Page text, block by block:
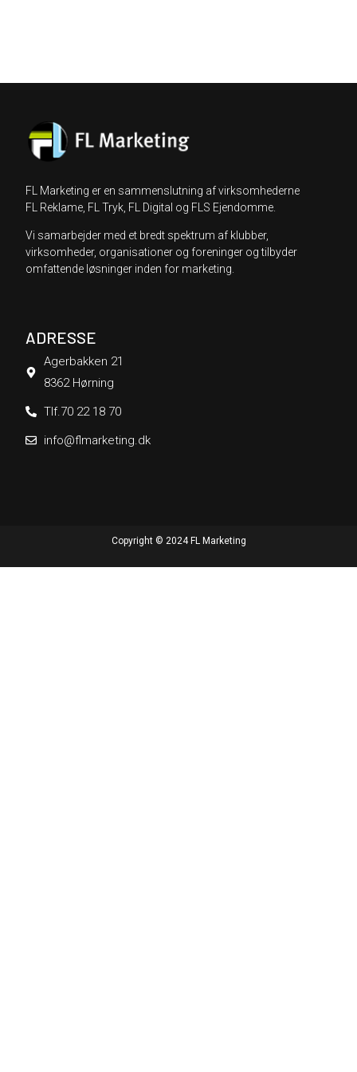
FL Marketing er en sammenslutning af virksomhederne
FL Reklame, FL Tryk, FL Digital og FLS Ejendomme.
Vi samarbejder med et bredt spektrum af klubber,
virksomheder, organisationer og foreninger og tilbyder
omfattende løsninger inden for marketing.
ADRESSE
Agerbakken 21
8362 Hørning
Tlf.70 22 18 70
info@flmarketing.dk
Copyright © 2024 FL Marketing